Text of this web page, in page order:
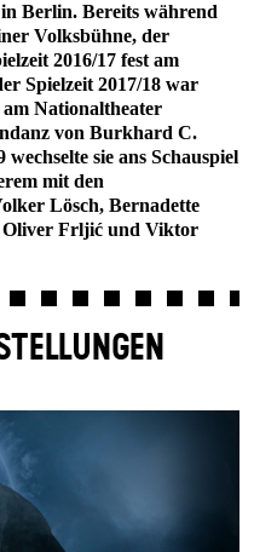
Berlin. Bereits während
Volksbühne, der
2016/17 fest am
Spielzeit 2017/18 war
Nationaltheater
von Burkhard C.
sie ans Schauspiel
mit den
Lösch, Bernadette
Oliver Frljić und Viktor